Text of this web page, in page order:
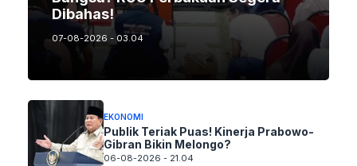
Dibahas!
07-08-2026 - 03.04
EKONOMI
Publik Teriak Puas! Kinerja Prabowo-
Gibran Bikin Melongo?
06-08-2026 - 21.04